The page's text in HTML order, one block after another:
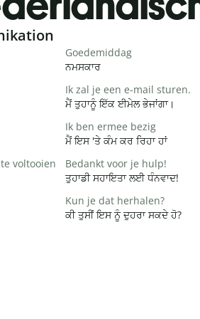
Goedemiddag
ਨਮਸਕਾਰ
Ik zal je een e-mail sturen.
ਮੈਂ ਤੁਹਾਨੂੰ ਇੱਕ ਈਮੇਲ ਭੇਜਾਂਗਾ।
Ik ben ermee bezig
ਮੈਂ ਇਸ 'ਤੇ ਕੰਮ ਕਰ ਰਿਹਾ ਹਾਂ
voltooien
Bedankt voor je hulp!
ਤੁਹਾਡੀ ਸਹਾਇਤਾ ਲਈ ਧੰਨਵਾਦ!
Kun je dat herhalen?
ਕੀ ਤੁਸੀਂ ਇਸ ਨੂੰ ਦੁਹਰਾ ਸਕਦੇ ਹੋ?